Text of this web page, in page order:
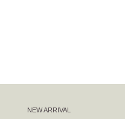
NEW ARRIVAL